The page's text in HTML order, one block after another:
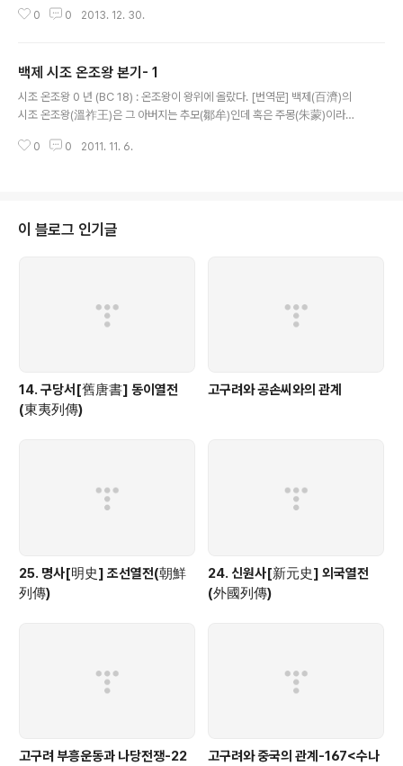
0 0 2013. 12. 30.
백제 시조 온조왕 본기- 1
시조 온조왕 0 년 (BC 18) : 온조왕이 왕위에 올랐다. [번역문] 백제(百濟)의
시조 온조왕(溫祚王)은 그 아버지는 추모(鄒牟)인데 혹은 주몽(朱蒙)이라고
이르렀다. 부여 왕은 아들이 없고 딸만 셋이 있었는데 ..
0 0 2011. 11. 6.
이 블로그 인기글
14. 구당서[舊唐書] 동이열전
(東夷列傳)
고구려와 공손씨와의 관계
25. 명사[明史] 조선열전(朝鮮
列傳)
24. 신원사[新元史] 외국열전
(外國列傳)
고구려 부흥운동과 나당전쟁-22
고구려와 중국의 관계-167<수나